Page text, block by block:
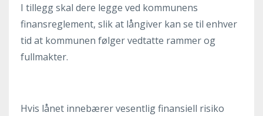
I tillegg skal dere legge ved kommunens
finansreglement, slik at långiver kan se til enhver
tid at kommunen følger vedtatte rammer og
fullmakter.
Hvis lånet innebærer vesentlig finansiell risiko